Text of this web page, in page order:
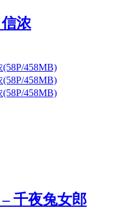
信浓
– 千夜兔女郎